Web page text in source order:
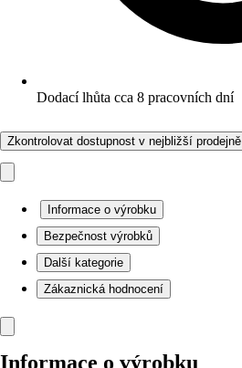
Dodací lhůta cca 8 pracovních dní
Zkontrolovat dostupnost v nejbližší prodejně
Informace o výrobku
Bezpečnost výrobků
Další kategorie
Zákaznická hodnocení
Informace o výrobku